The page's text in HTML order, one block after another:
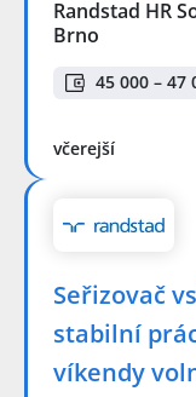
Randstad HR
Brno
45 000 – 47
včerejší
Seřizovač
stabilní
víkendy